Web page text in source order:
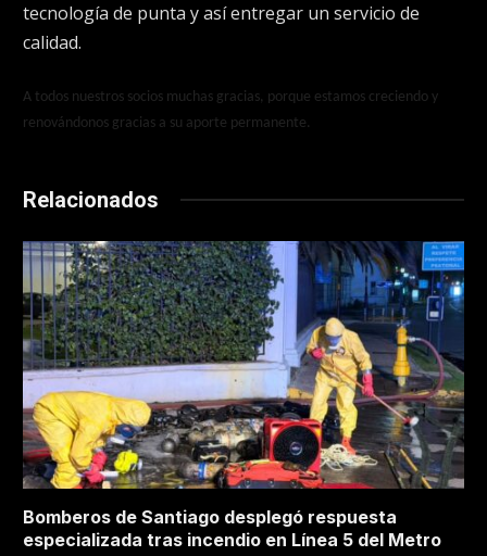
tecnología de punta y así entregar un servicio de
calidad.
A todos nuestros socios muchas gracias, porque estamos creciendo y
renovándonos gracias a su aporte permanente.
Relacionados
Bomberos de Santiago desplegó respuesta
especializada tras incendio en Línea 5 del Metro